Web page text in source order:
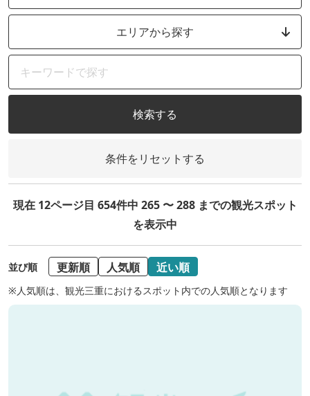
エリアから探す
検索する
条件をリセットする
現在 12ページ目 654件中 265 〜 288 までの観光スポット
を表示中
並び順 更新順 人気順 近い順
※人気順は、観光三重におけるスポット内での人気順となります